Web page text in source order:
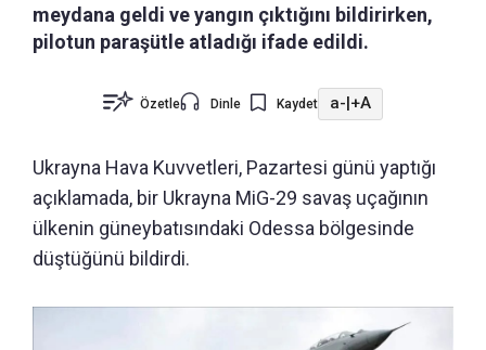
meydana geldi ve yangın çıktığını bildirirken,
pilotun paraşütle atladığı ifade edildi.
Özetle Dinle Kaydet a-|+A
Ukrayna Hava Kuvvetleri, Pazartesi günü yaptığı
açıklamada, bir Ukrayna MiG-29 savaş uçağının
ülkenin güneybatısındaki Odessa bölgesinde
düştüğünü bildirdi.